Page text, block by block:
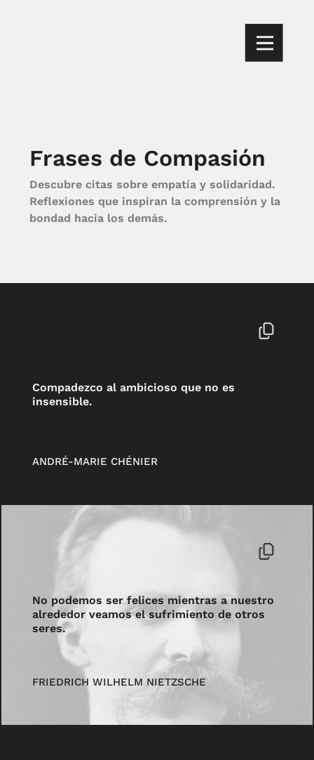
Frases de Compasión
Descubre citas sobre empatía y solidaridad.
Reflexiones que inspiran la comprensión y la
bondad hacia los demás.
Compadezco al ambicioso que no es
insensible.
ANDRÉ-MARIE CHÉNIER
No podemos ser felices mientras a nuestro
alrededor veamos el sufrimiento de otros
seres.
FRIEDRICH WILHELM NIETZSCHE